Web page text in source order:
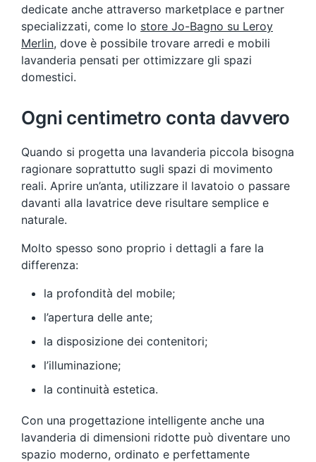
dedicate anche attraverso marketplace e partner
specializzati, come lo store Jo-Bagno su Leroy
Merlin, dove è possibile trovare arredi e mobili
lavanderia pensati per ottimizzare gli spazi
domestici.
Ogni centimetro conta davvero
Quando si progetta una lavanderia piccola bisogna
ragionare soprattutto sugli spazi di movimento
reali. Aprire un’anta, utilizzare il lavatoio o passare
davanti alla lavatrice deve risultare semplice e
naturale.
Molto spesso sono proprio i dettagli a fare la
differenza:
la profondità del mobile;
l’apertura delle ante;
la disposizione dei contenitori;
l’illuminazione;
la continuità estetica.
Con una progettazione intelligente anche una
lavanderia di dimensioni ridotte può diventare uno
spazio moderno, ordinato e perfettamente